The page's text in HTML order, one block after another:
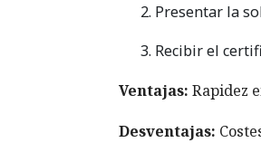
Presentar la
Recibir el
Ventajas: Rapidez
Desventajas: